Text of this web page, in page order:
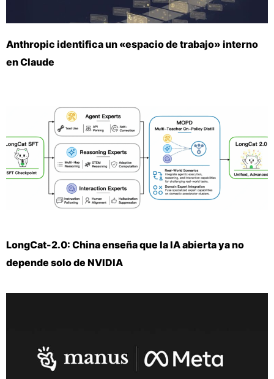
Anthropic identifica un «espacio de trabajo» interno
en Claude
LongCat-2.0: China enseña que la IA abierta ya no
depende solo de NVIDIA